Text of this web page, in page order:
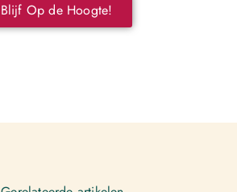
Blijf Op de Hoogte!